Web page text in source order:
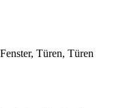
Türen, Türen